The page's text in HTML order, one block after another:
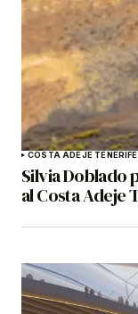
COSTA ADEJE TENERIFE
Silvia Doblado
al Costa Adeje